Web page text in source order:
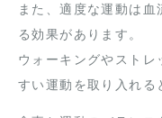
また、適度な運動は
る効果があります。
ウォーキングやスト
すい運動を取り入れる